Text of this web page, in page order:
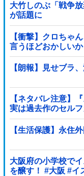
大竹しのぶ「戦争
が話題に
【衝撃】クロちゃ
言うほどおかしい
【朗報】見せブラ、
【ネタバレ注意】
実は過去作のセル
【生活保護】永住
大阪府の小学校で
を醸す